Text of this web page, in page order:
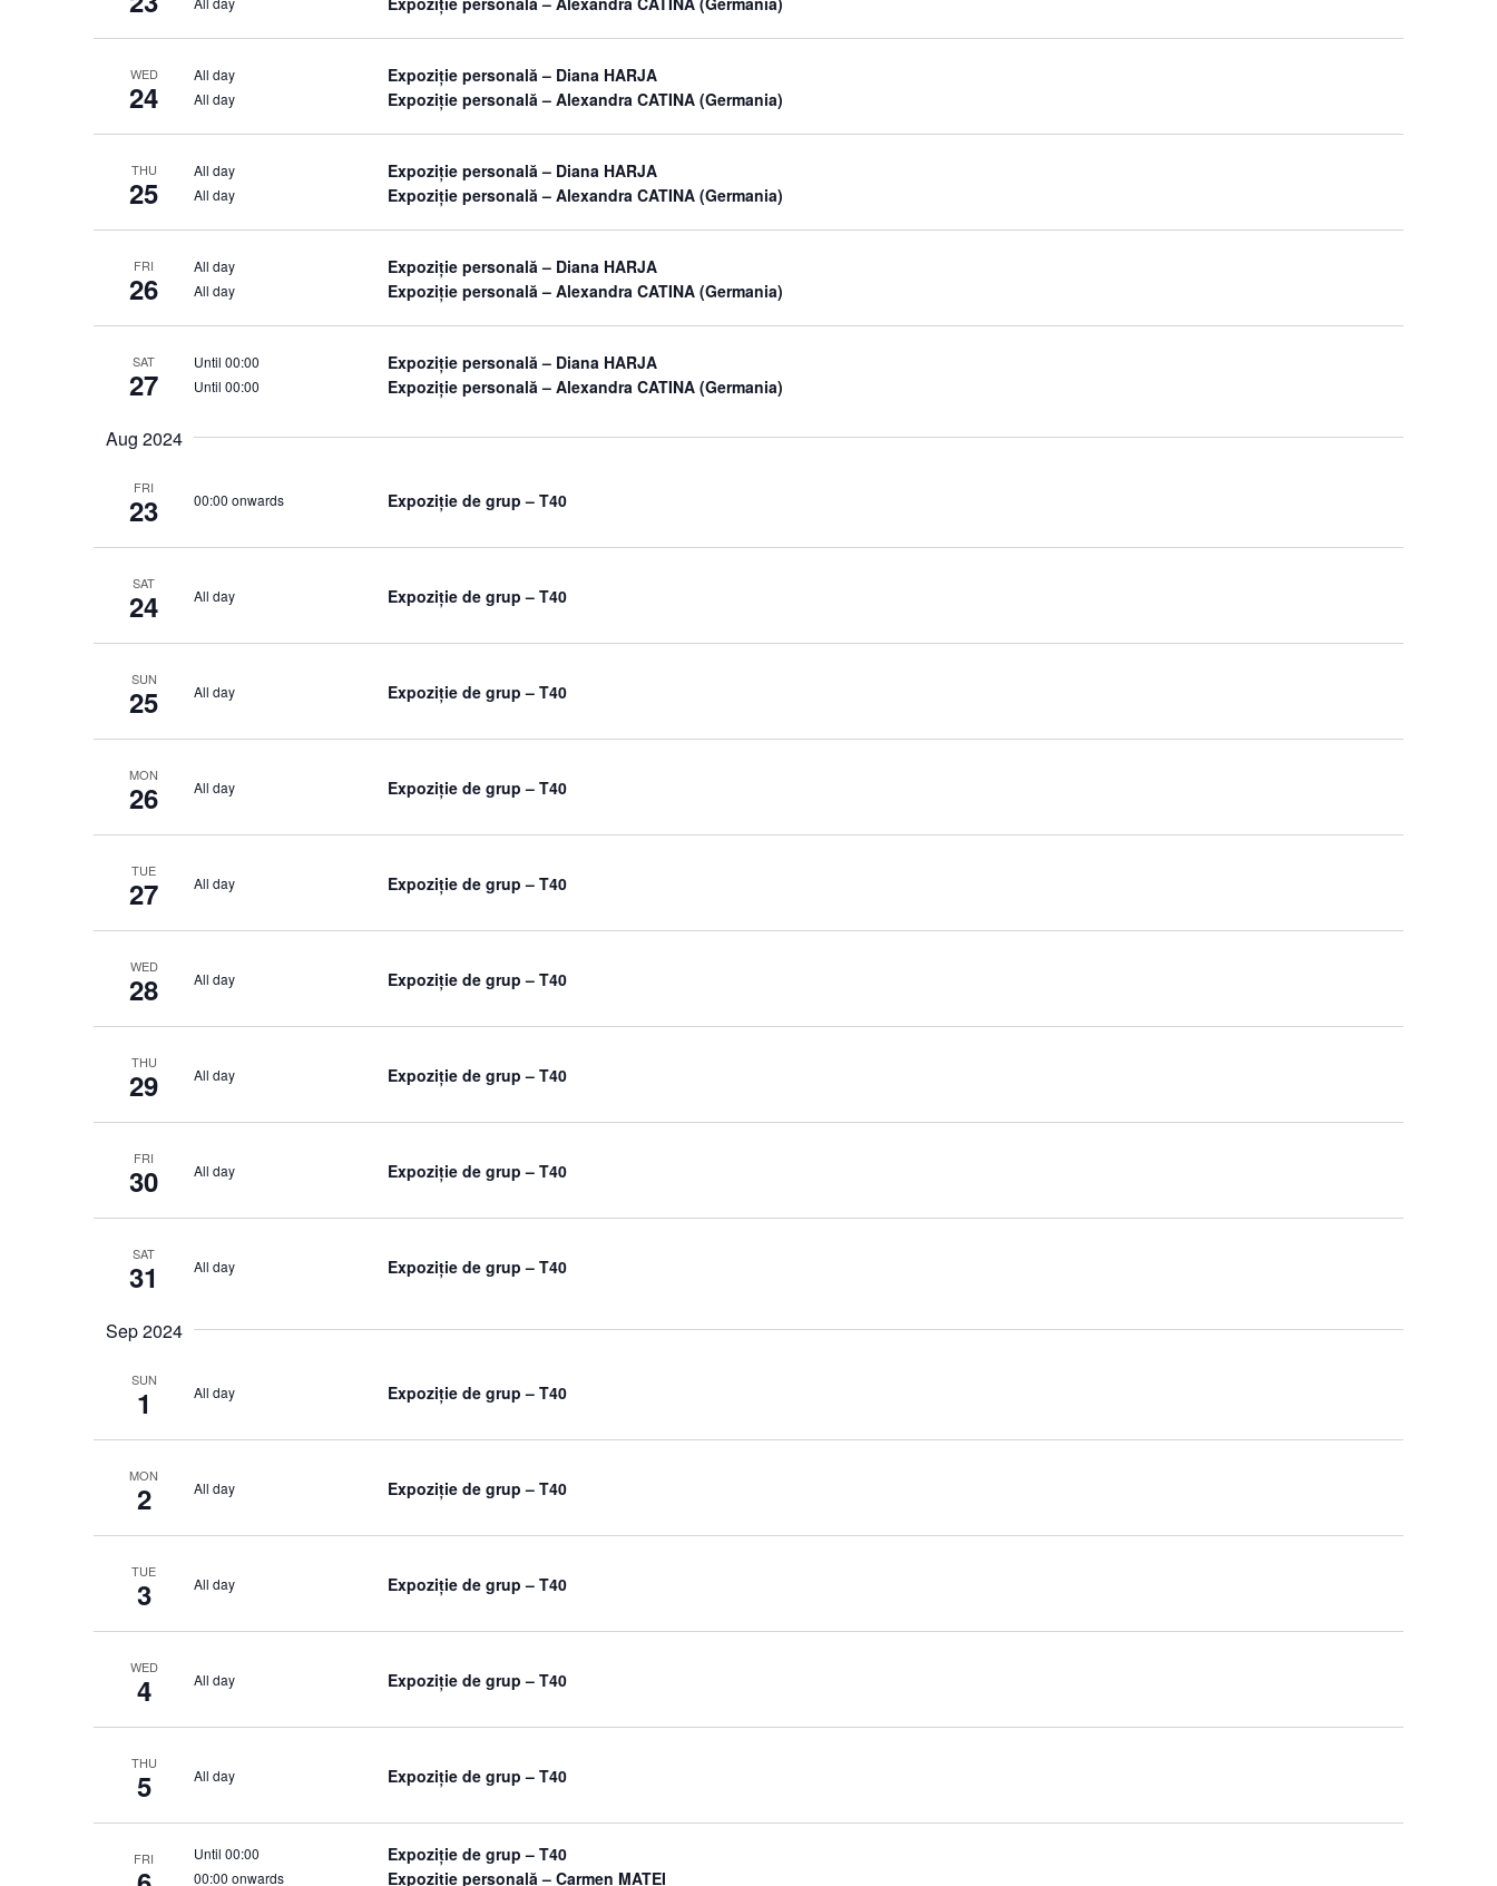
WED
24
All day Expoziție personală – Diana HARJA
All day Expoziție personală – Alexandra CATINA (Germania)
THU
25
All day Expoziție personală – Diana HARJA
All day Expoziție personală – Alexandra CATINA (Germania)
FRI
26
All day Expoziție personală – Diana HARJA
All day Expoziție personală – Alexandra CATINA (Germania)
SAT
27
Until 00:00 Expoziție personală – Diana HARJA
Until 00:00 Expoziție personală – Alexandra CATINA (Germania)
Aug 2024
FRI
23 00:00 onwards Expoziție de grup – T40
SAT
24 All day Expoziție de grup – T40
SUN
25 All day Expoziție de grup – T40
MON
26 All day Expoziție de grup – T40
TUE
27 All day Expoziție de grup – T40
WED
28 All day Expoziție de grup – T40
THU
29 All day Expoziție de grup – T40
FRI
30 All day Expoziție de grup – T40
SAT
31 All day Expoziție de grup – T40
Sep 2024
SUN
1 All day Expoziție de grup – T40
MON
2 All day Expoziție de grup – T40
TUE
3 All day Expoziție de grup – T40
WED
4 All day Expoziție de grup – T40
THU
5 All day Expoziție de grup – T40
FRI Until 00:00 Expoziție de grup – T40
00:00 onwards Expoziție personală – Carmen MATEI